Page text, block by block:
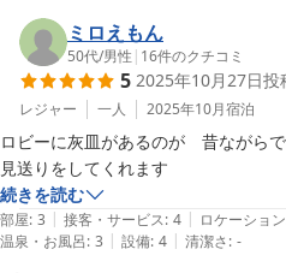
新桐生ビジネスホテル シティ
2026-01-08
ミロえもん
50代/男性 | 16件のクチコミ
5 2025年10月27日投
レジャー 一人 2025年10月宿泊
ロビーに灰皿があるのが　昔ながら
続きを読む
部屋: 3 | 接客・サービス: 4 | ロケーション
温泉・お風呂: 3 | 設備: 4 | 清潔さ: -